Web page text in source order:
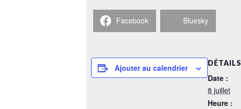
Facebook Bluesky
Ajouter au calendrier DÉTAILS
Date :
8 juillet
Heure :